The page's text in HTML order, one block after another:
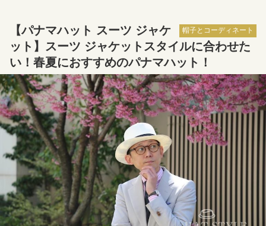
帽子とコーディネート
【パナマハット スーツ ジャケ
ット】スーツ ジャケットスタイルに合わせた
い！春夏におすすめのパナマハット！